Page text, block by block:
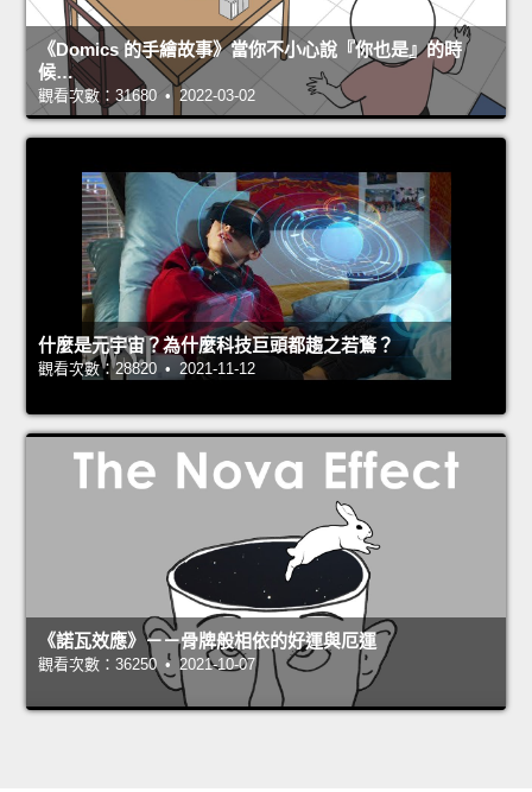
《Domics 的手繪故事》當你不小心說『你也是』的時
候…
觀看次數：31680 • 2022-03-02
什麼是元宇宙？為什麼科技巨頭都趨之若鶩？
觀看次數：28820 • 2021-11-12
《諾瓦效應》－－骨牌般相依的好運與厄運
觀看次數：36250 • 2021-10-07